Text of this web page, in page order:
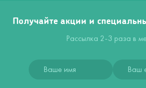
Получайте акции и
Рассылка 2-3 раза в